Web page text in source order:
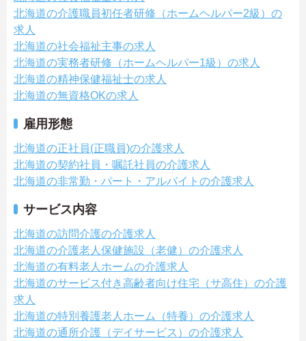
北海道の介護職員初任者研修（ホームヘルパー2級）の
求人
北海道の社会福祉主事の求人
北海道の実務者研修（ホームヘルパー1級）の求人
北海道の精神保健福祉士の求人
北海道の無資格OKの求人
雇用形態
北海道の正社員(正職員)の介護求人
北海道の契約社員・嘱託社員の介護求人
北海道の非常勤・パート・アルバイトの介護求人
サービス内容
北海道の訪問介護の介護求人
北海道の介護老人保健施設（老健）の介護求人
北海道の有料老人ホームの介護求人
北海道のサービス付き高齢者向け住宅（サ高住）の介護
求人
北海道の特別養護老人ホーム（特養）の介護求人
北海道の通所介護（デイサービス）の介護求人